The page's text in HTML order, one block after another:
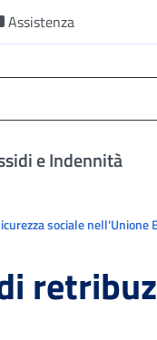
Assistenza
e Indennità
sociale nell'Unione